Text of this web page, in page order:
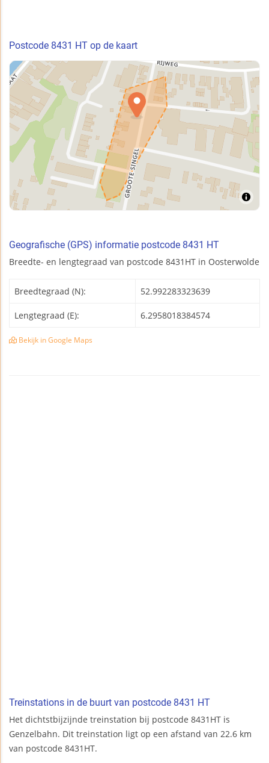
Postcode 8431 HT op de kaart
Geografische (GPS) informatie postcode 8431 HT
Breedte- en lengtegraad van postcode 8431HT in Oosterwolde
Breedtegraad (N): 52.992283323639
Lengtegraad (E): 6.2958018384574
Bekijk in Google Maps
Treinstations in de buurt van postcode 8431 HT
Het dichtstbijzijnde treinstation bij postcode 8431HT is
Genzelbahn. Dit treinstation ligt op een afstand van 22.6 km
van postcode 8431HT.